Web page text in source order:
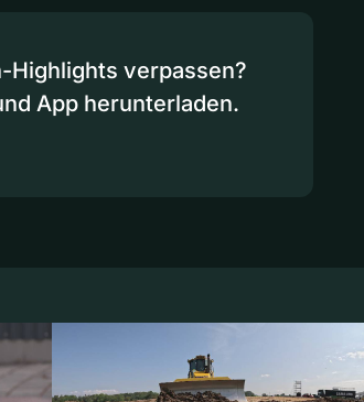
Highlights verpassen?
App herunterladen.